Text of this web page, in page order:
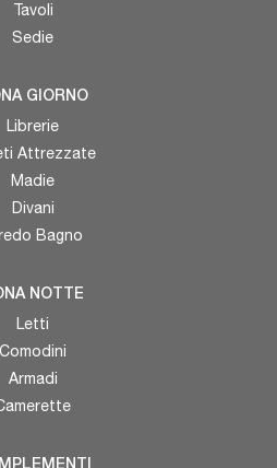
Tavoli
Sedie
GIORNO
Librerie
Attrezzate
Madie
Divani
Bagno
NOTTE
Letti
Comodini
Armadi